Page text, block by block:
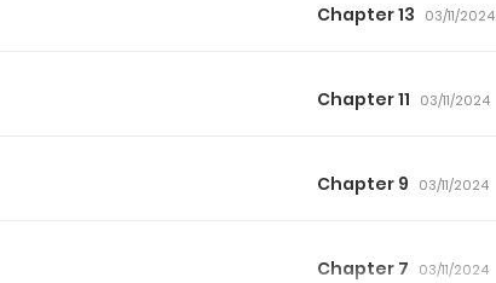
Chapter 13 03/11/2024
Chapter 11 03/11/2024
Chapter 9 03/11/2024
Chapter 7 03/11/2024